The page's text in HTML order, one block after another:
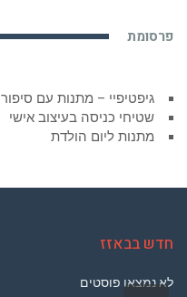
פרסומת
גיפטיפיי – מתנות עם סיפור
שטיחי כניסה בעיצוב אישי
מתנות ליום הולדת
חדש בבאזז
לא נמצאו פוסטים